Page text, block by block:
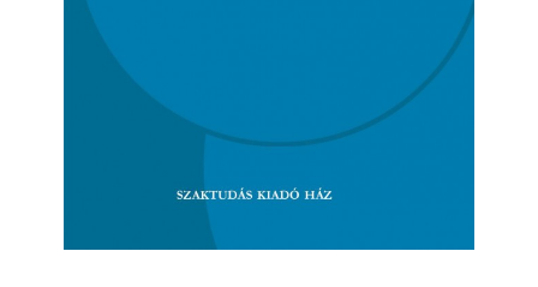
Állategészségügy
Baromfi
Díszkert, dísznövény